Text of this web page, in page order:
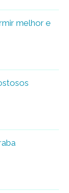
melhor e